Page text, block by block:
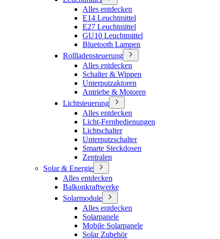
Alles entdecken
E14 Leuchtmittel
E27 Leuchtmittel
GU10 Leuchtmittel
Bluetooth Lampen
Rollladensteuerung
Alles entdecken
Schalter & Wippen
Unterputzaktoren
Antriebe & Motoren
Lichtsteuerung
Alles entdecken
Licht-Fernbedienungen
Lichtschalter
Unterputzschalter
Smarte Steckdosen
Zentralen
Solar & Energie
Alles entdecken
Balkonkraftwerke
Solarmodule
Alles entdecken
Solarpanele
Mobile Solarpanele
Solar Zubehör